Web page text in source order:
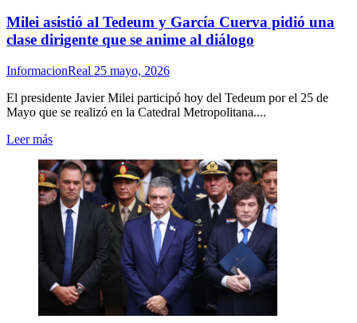
Milei asistió al Tedeum y García Cuerva pidió una
clase dirigente que se anime al diálogo
InformacionReal 25 mayo, 2026
El presidente Javier Milei participó hoy del Tedeum por el 25 de
Mayo que se realizó en la Catedral Metropolitana....
Leer másLeer
sobre
Milei
asistió
al
Tedeum
García
Cuerva
pidió
una